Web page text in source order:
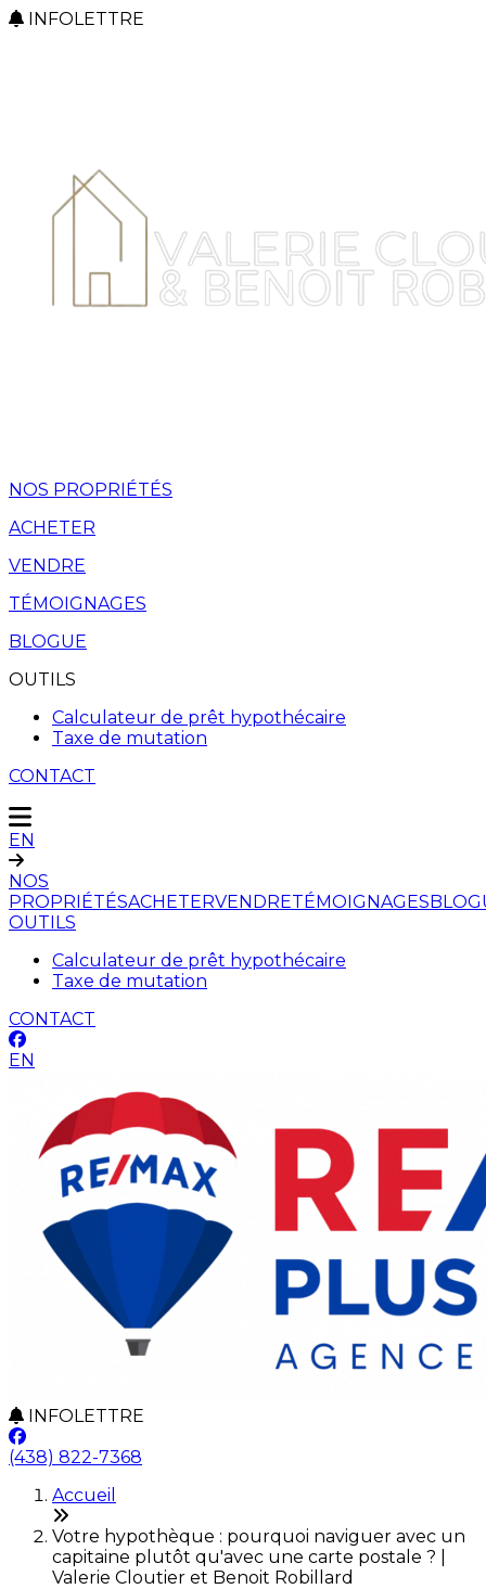
INFOLETTRE
NOS PROPRIÉTÉS
ACHETER
VENDRE
TÉMOIGNAGES
BLOGUE
OUTILS
Calculateur de prêt hypothécaire
Taxe de mutation
CONTACT
EN
NOS
PROPRIÉTÉSACHETERVENDRETÉMOIGNAGES
OUTILS
Calculateur de prêt hypothécaire
Taxe de mutation
CONTACT
EN
INFOLETTRE
(438) 822-7368
Accueil
Votre hypothèque : pourquoi naviguer avec un
capitaine plutôt qu'avec une carte postale ? |
Valerie Cloutier et Benoit Robillard